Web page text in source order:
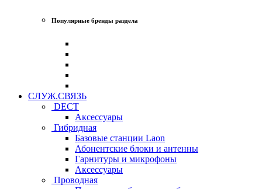
Популярные бренды раздела
СЛУЖ.СВЯЗЬ
DECT
Аксессуары
Гибридная
Базовые станции Laon
Абонентские блоки и антенны
Гарнитуры и микрофоны
Аксессуары
Проводная